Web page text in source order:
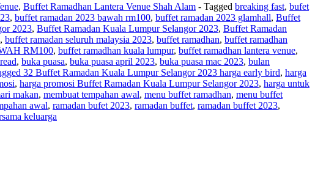
, Buffet Ramadhan Lantera Venue Shah Alam - Tagged breaking fast, bufet
, buffet ramadan 2023 bawah rm100, buffet ramadan 2023 glamhall, Buffet
2023, Buffet Ramadan Kuala Lumpur Selangor 2023, Buffet Ramadan
, buffet ramadan seluruh malaysia 2023, buffet ramadhan, buffet ramadhan
RM100, buffet ramadhan kuala lumpur, buffet ramadhan lantera venue,
, buka puasa, buka puasa april 2023, buka puasa mac 2023, bulan
32 Buffet Ramadan Kuala Lumpur Selangor 2023 harga early bird, harga
, harga promosi Buffet Ramadan Kuala Lumpur Selangor 2023, harga untuk
makan, membuat tempahan awal, menu buffet ramadhan, menu buffet
awal, ramadan bufet 2023, ramadan buffet, ramadan buffet 2023,
keluarga